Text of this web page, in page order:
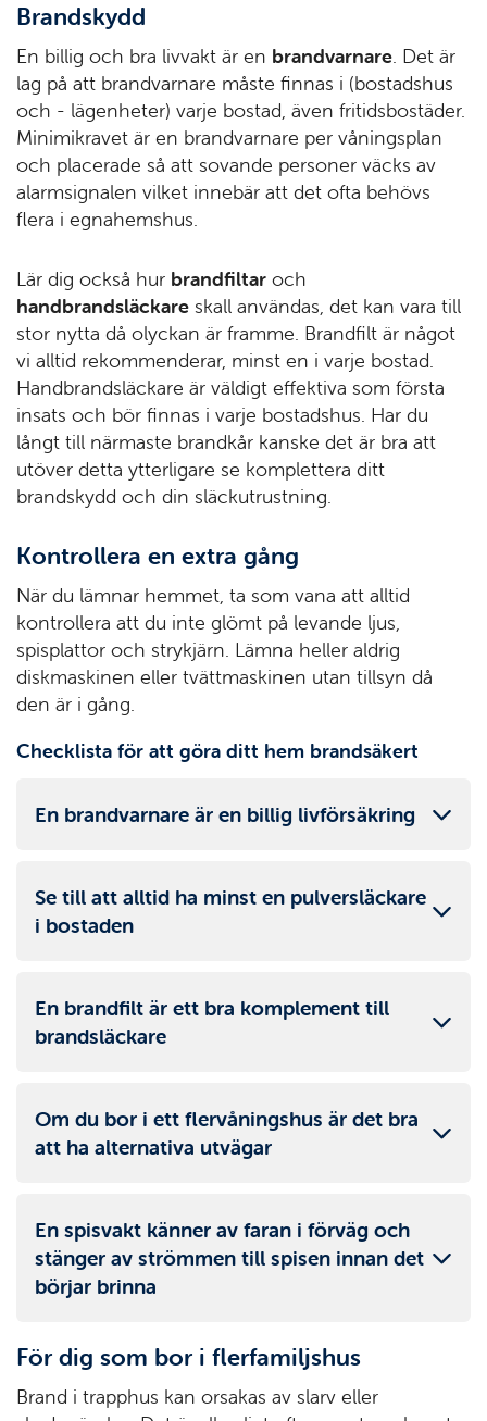
Brandskydd
En billig och bra livvakt är en brandvarnare. Det är
lag på att brandvarnare måste finnas i (bostadshus
och - lägenheter) varje bostad, även fritidsbostäder.
Minimikravet är en brandvarnare per våningsplan
och placerade så att sovande personer väcks av
alarmsignalen vilket innebär att det ofta behövs
flera i egnahemshus.
Lär dig också hur brandfiltar och
handbrandsläckare skall användas, det kan vara till
stor nytta då olyckan är framme. Brandfilt är något
vi alltid rekommenderar, minst en i varje bostad.
Handbrandsläckare är väldigt effektiva som första
insats och bör finnas i varje bostadshus. Har du
långt till närmaste brandkår kanske det är bra att
utöver detta ytterligare se komplettera ditt
brandskydd och din släckutrustning.
Kontrollera en extra gång
När du lämnar hemmet, ta som vana att alltid
kontrollera att du inte glömt på levande ljus,
spisplattor och strykjärn. Lämna heller aldrig
diskmaskinen eller tvättmaskinen utan tillsyn då
den är i gång.
Checklista för att göra ditt hem brandsäkert
En brandvarnare är en billig livförsäkring
Se till att alltid ha minst en pulversläckare
i bostaden
En brandfilt är ett bra komplement till
brandsläckare
Om du bor i ett flervåningshus är det bra
att ha alternativa utvägar
En spisvakt känner av faran i förväg och
stänger av strömmen till spisen innan det
börjar brinna
För dig som bor i flerfamiljshus
Brand i trapphus kan orsakas av slarv eller